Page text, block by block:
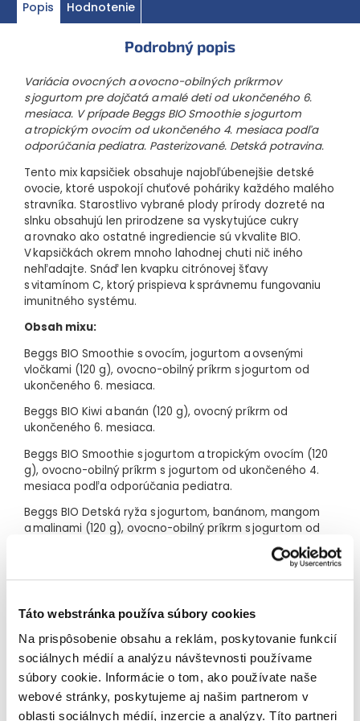
Táto webstránka používa súbory cookies
Na prispôsobenie obsahu a reklám, poskytovanie funkcií
sociálnych médií a analýzu návštevnosti používame
súbory cookie. Informácie o tom, ako používate naše
webové stránky, poskytujeme aj našim partnerom v
oblasti sociálnych médií, inzercie a analýzy. Títo partneri
imunitného systému.
Beggs BIO Smoothie s ovocím, jogurtom a ovsenými vločkami
(120 g), ovocno-obilný príkrm s jogurtom od ukončeného 6.
mesiaca.
Beggs BIO Kiwi a banán (120 g), ovocný príkrm od ukončeného
6. mesiaca.
Beggs BIO Smoothie s jogurtom a tropickým ovocím (120 g),
podľa odporúčania pediatra.
Beggs BIO Detská ryža s jogurtom, banánom, mangom
a malinami (120 g), ovocno-obilný príkrm s jogurtom od
ukončeného 6. mesiaca.
BIO kvalita
Od ukončeného 6. nebo 4. mesiaca
Bez prídavku cukrov2
Bez konzervantov a farbív
Praktické balenie s uzáverom
V prípadeBeggs BIO Smoothie s jogurtom a tropickým ovocím
od ukončeného 4. mesiaca podľa odporúčania pediatra.
Podľa požiadaviek legislatívy.
Zloženie Beggs BIO Smoothie s ovocím, jogurtom
a ovsenými vločkami (120 g): bioJOGURT(47 %), bio banán
(43 %), bio čučoriedka (7 %), bio
OVES
(2 %), koncentrát bio
citrónovej šťavy, vitamín C. Alergény sú vyznačenéVEĽKÝMI
PÍSMENAMI.Obsahuje GLUTÉN.
Popis Hodnotenie
Podrobný popis
Variácia ovocných a ovocno-obilných príkrmov
s jogurtom pre dojčatá a malé deti od ukončeného 6.
mesiaca. V prípade Beggs BIO Smoothie s jogurtom
a tropickým ovocím od ukončeného 4. mesiaca podľa
odporúčania pediatra. Pasterizované. Detská potravina.
Tento mix kapsičiek obsahuje najobľúbenejšie detské
ovocie, ktoré uspokojí chuťové poháriky každého malého
stravníka. Starostlivo vybrané plody prírody dozreté na
slnku obsahujú len prirodzene sa vyskytujúce cukry
a rovnako ako ostatné ingrediencie sú v kvalite BIO.
V kapsičkách okrem mnoho lahodnej chuti nič iného
nehľadajte. Snáď len kvapku citrónovej šťavy
s vitamínom C, ktorý prispieva k správnemu fungovaniu
imunitného systému.
Obsah mixu:
Beggs BIO Smoothie s ovocím, jogurtom a ovsenými
vločkami (120 g), ovocno-obilný príkrm s jogurtom od
ukončeného 6. mesiaca.
Beggs BIO Kiwi a banán (120 g), ovocný príkrm od
ukončeného 6. mesiaca.
Beggs BIO Smoothie s jogurtom a tropickým ovocím (120
g), ovocno-obilný príkrm s jogurtom od ukončeného 4.
mesiaca podľa odporúčania pediatra.
Beggs BIO Detská ryža s jogurtom, banánom, mangom
a malinami (120 g), ovocno-obilný príkrm s jogurtom od
Od ukončeného 6. nebo 4. mesiaca
S vitamínom C
Bez prídavku cukrov 2
Bezgluténový 3